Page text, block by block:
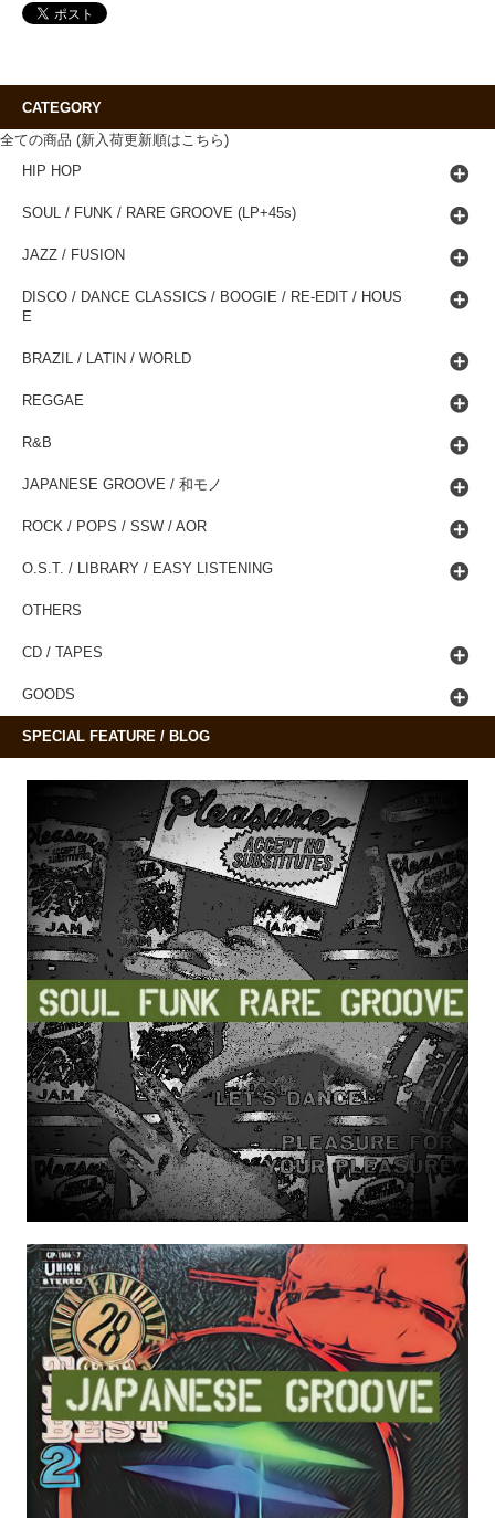
CATEGORY
全ての商品 (新入荷更新順はこちら)
HIP HOP
SOUL / FUNK / RARE GROOVE (LP+45s)
JAZZ / FUSION
DISCO / DANCE CLASSICS / BOOGIE / RE-EDIT / HOUS
E
BRAZIL / LATIN / WORLD
REGGAE
R&B
JAPANESE GROOVE / 和モノ
ROCK / POPS / SSW / AOR
O.S.T. / LIBRARY / EASY LISTENING
OTHERS
CD / TAPES
GOODS
SPECIAL FEATURE / BLOG